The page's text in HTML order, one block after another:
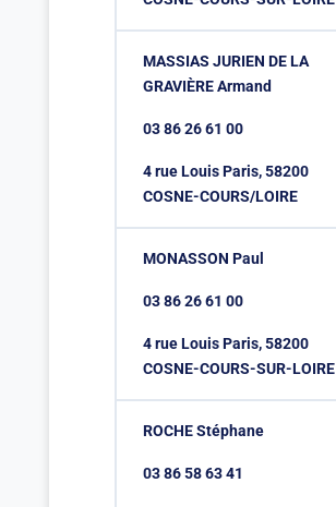
MASSIAS JURIEN DE LA
GRAVIÈRE Armand
03 86 26 61 00
4 rue Louis Paris, 58200
COSNE-COURS/LOIRE
MONASSON Paul
03 86 26 61 00
4 rue Louis Paris, 58200
COSNE-COURS-SUR-LOIRE
ROCHE Stéphane
03 86 58 63 41